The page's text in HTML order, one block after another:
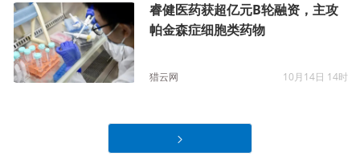
睿健医药获超亿元B轮融资，主攻
帕金森症细胞类药物
猎云网 10月14日 14时